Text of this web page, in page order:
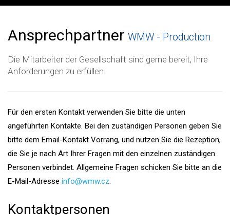
Ansprechpartner WMW - Production
Die Mitarbeiter der Gesellschaft sind gerne bereit, Ihre
Anforderungen zu erfüllen.
Für den ersten Kontakt verwenden Sie bitte die unten
angeführten Kontakte. Bei den zuständigen Personen geben Sie
bitte dem Email-Kontakt Vorrang, und nutzen Sie die Rezeption,
die Sie je nach Art Ihrer Fragen mit den einzelnen zuständigen
Personen verbindet. Allgemeine Fragen schicken Sie bitte an die
E-Mail-Adresse info@wmw.cz.
Kontaktpersonen